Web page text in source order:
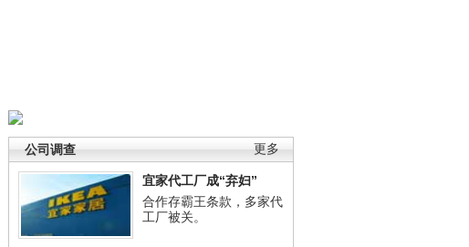
更多
公司调查
宜家代工厂成“弃妇”
合作存霸王条款，多家代
工厂被关。